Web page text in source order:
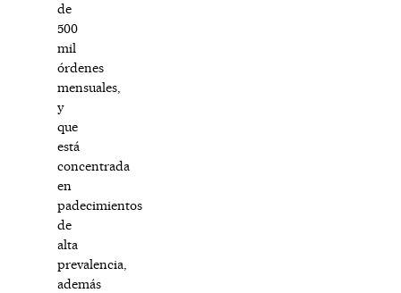
de
500
mil
órdenes
mensuales,
y
que
está
concentrada
en
padecimientos
de
alta
prevalencia,
además